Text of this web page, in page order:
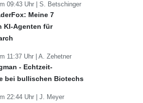
09:43 Uhr | S. Betschinger
Meine 7
KI-Agenten für
11:37 Uhr | A. Zehetner
- Echtzeit-
bei bullischen Biotechs
22:44 Uhr | J. Meyer